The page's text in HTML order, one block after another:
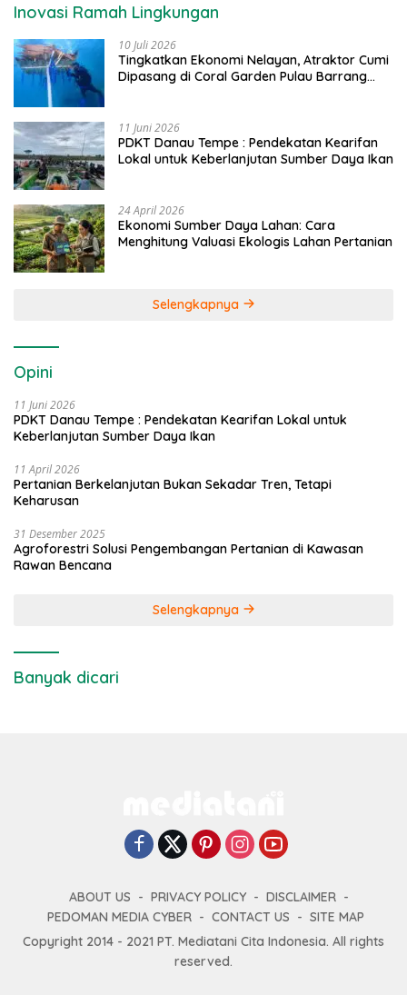
Inovasi Ramah Lingkungan
10 Juli 2026
Tingkatkan Ekonomi Nelayan, Atraktor Cumi
Dipasang di Coral Garden Pulau Barrang
11 Juni 2026
PDKT Danau Tempe : Pendekatan Kearifan
Lokal untuk Keberlanjutan Sumber Daya Ikan
24 April 2026
Ekonomi Sumber Daya Lahan: Cara
Menghitung Valuasi Ekologis Lahan Pertanian
Selengkapnya
Opini
11 Juni 2026
PDKT Danau Tempe : Pendekatan Kearifan Lokal untuk
Keberlanjutan Sumber Daya Ikan
11 April 2026
Pertanian Berkelanjutan Bukan Sekadar Tren, Tetapi
Keharusan
31 Desember 2025
Agroforestri Solusi Pengembangan Pertanian di Kawasan
Rawan Bencana
Selengkapnya
Banyak dicari
ABOUT US PRIVACY POLICY
DISCLAIMER
PEDOMAN MEDIA CYBER
CONTACT US
SITE MAP
Copyright 2014 - 2021 PT. Mediatani Cita Indonesia. All rights
reserved.